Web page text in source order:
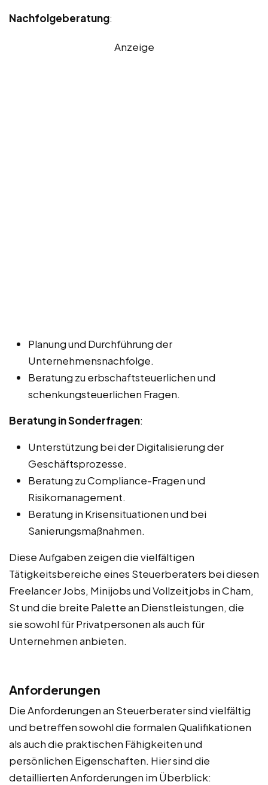
Nachfolgeberatung:
Anzeige
Planung und Durchführung der
Unternehmensnachfolge.
Beratung zu erbschaftsteuerlichen und
schenkungsteuerlichen Fragen.
Beratung in Sonderfragen:
Unterstützung bei der Digitalisierung der
Geschäftsprozesse.
Beratung zu Compliance-Fragen und
Risikomanagement.
Beratung in Krisensituationen und bei
Sanierungsmaßnahmen.
Diese Aufgaben zeigen die vielfältigen
Tätigkeitsbereiche eines Steuerberaters bei diesen
Freelancer Jobs, Minijobs und Vollzeitjobs in Cham,
St und die breite Palette an Dienstleistungen, die
sie sowohl für Privatpersonen als auch für
Unternehmen anbieten.
Anforderungen
Die Anforderungen an Steuerberater sind vielfältig
und betreffen sowohl die formalen Qualifikationen
als auch die praktischen Fähigkeiten und
persönlichen Eigenschaften. Hier sind die
detaillierten Anforderungen im Überblick: